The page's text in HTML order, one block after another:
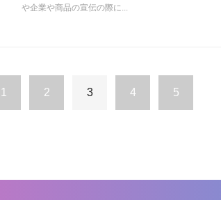
や企業や商品の宣伝の際に...
1 2 3 4 5